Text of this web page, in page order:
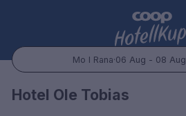
Mo I Rana·06 Aug - 08 Aug
Popular Destinations:
Hotel Ole Tobias